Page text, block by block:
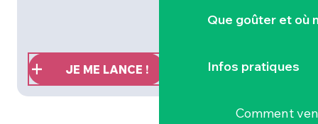
Que goûter et où
Infos pratiques
Comment
JE ME LANCE !